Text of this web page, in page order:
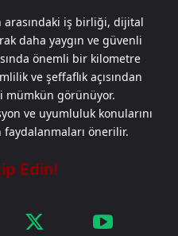
arasındaki iş birliği, dijital
daha yaygın ve güvenli
önemli bir kilometre
ve şeffaflık açısından
mümkün görünüyor.
ve uyumluluk konularını
önerilir.